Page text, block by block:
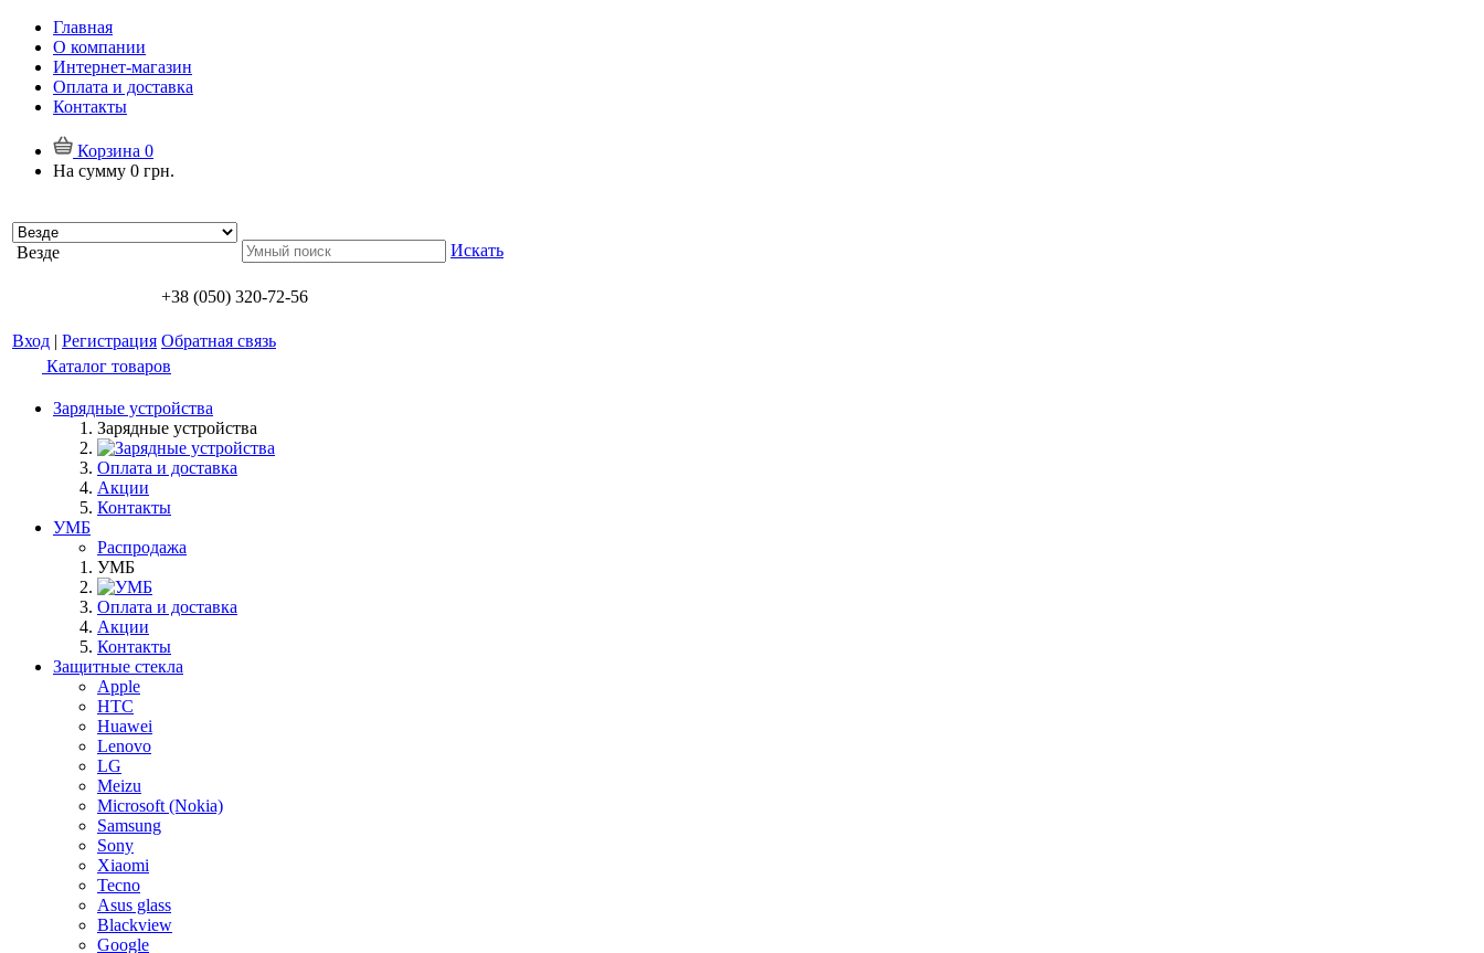
Главная
О компании
Интернет-магазин
Оплата и доставка
Контакты
Корзина 0
На сумму 0 грн.
Везде Искать
+38 (050) 320-72-56
Вход | Регистрация Обратная связь
Каталог товаров
Зарядные устройства
Зарядные устройства
Оплата и доставка
Акции
Контакты
УМБ
Распродажа
УМБ
Оплата и доставка
Акции
Контакты
Защитные стекла
Apple
HTC
Huawei
Lenovo
LG
Meizu
Microsoft (Nokia)
Samsung
Sony
Xiaomi
Tecno
Asus glass
Blackview
Google